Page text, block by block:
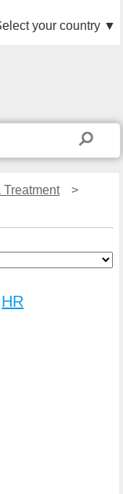
your country ▼
Treatment
>
HR